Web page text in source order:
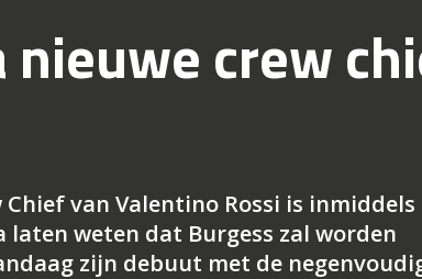
nieuwe crew
Chief van Valentino Rossi is inmiddels
weten dat Burgess zal worden
zijn debuut met de